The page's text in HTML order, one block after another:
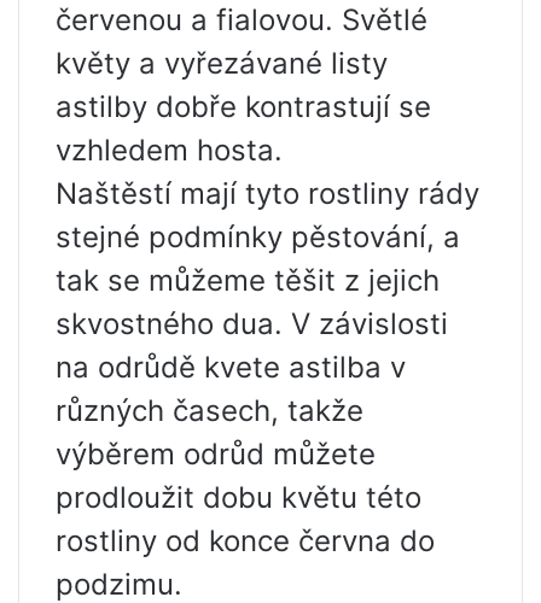
červenou a fialovou. Světlé
květy a vyřezávané listy
astilby dobře kontrastují se
vzhledem hosta.
Naštěstí mají tyto rostliny rády
stejné podmínky pěstování, a
tak se můžeme těšit z jejich
skvostného dua. V závislosti
na odrůdě kvete astilba v
různých časech, takže
výběrem odrůd můžete
prodloužit dobu květu této
rostliny od konce června do
podzimu.